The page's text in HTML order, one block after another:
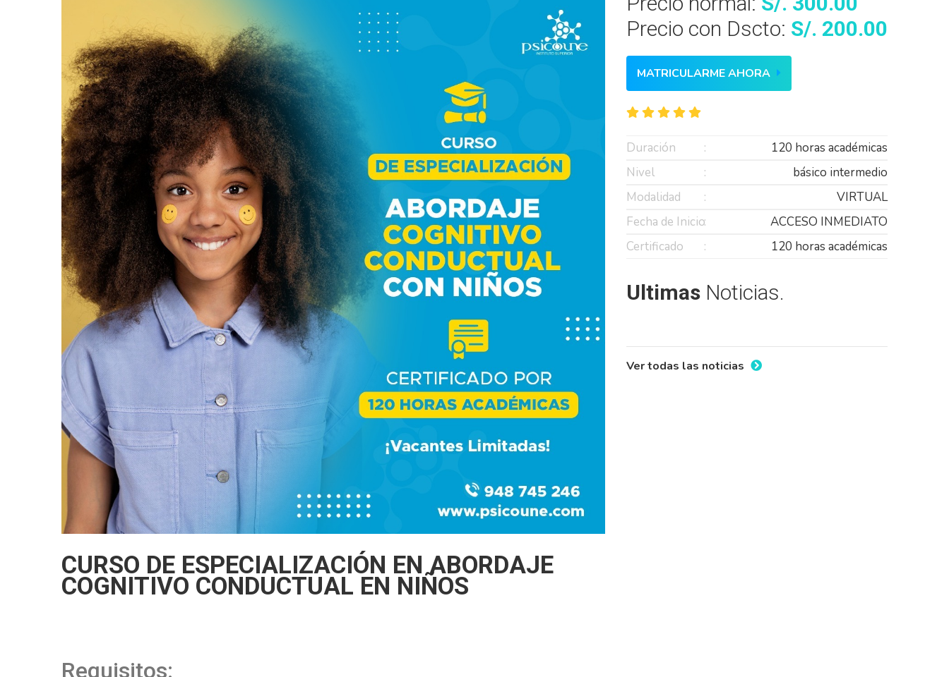
CURSO DE ESPECIALIZACIÓN EN ABORDAJE
COGNITIVO CONDUCTUAL EN NIÑOS
Requisitos:
Precio con Dscto: S/. 200.00
MATRICULARME AHORA
Duración
120 horas académicas
Nivel
básico intermedio
Modalidad
VIRTUAL
Fecha de Inicio
ACCESO INMEDIATO
Certificado
120 horas académicas
Ultimas Noticias.
Ver todas las noticias